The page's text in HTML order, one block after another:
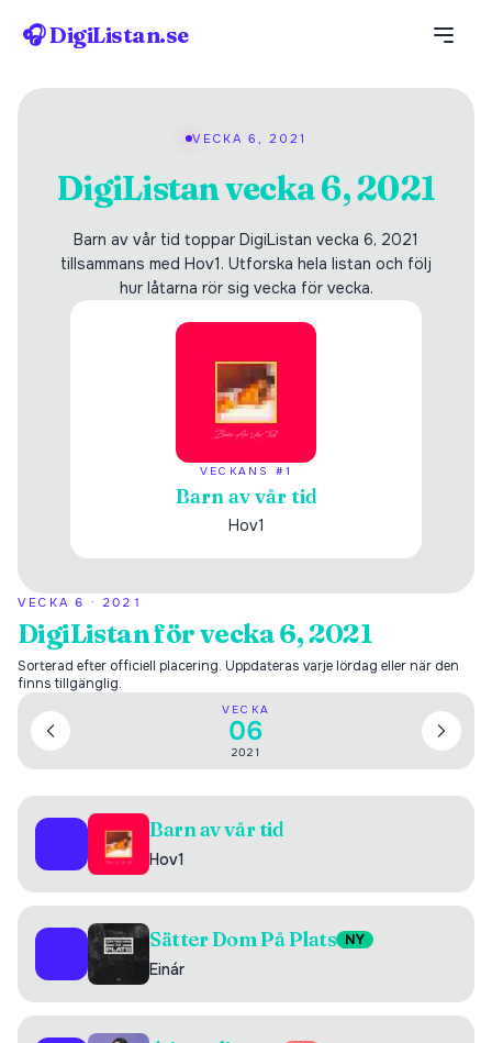
🎧 DigiListan.se
VECKA 6, 2021
DigiListan vecka 6, 2021
Barn av vår tid toppar DigiListan vecka 6, 2021
tillsammans med Hov1. Utforska hela listan och följ
hur låtarna rör sig vecka för vecka.
VECKANS #1
Barn av vår tid
Hov1
VECKA6 · 2021
DigiListan för vecka 6, 2021
Sorterad efter officiell placering. Uppdateras varje lördag eller när den
finns tillgänglig.
VECKA
06
2021
Barn av vår tid
Hov1
Sätter Dom På Plats NY
Einár